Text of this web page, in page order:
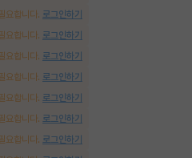
요합니다. 로그인하기
요합니다. 로그인하기
요합니다. 로그인하기
요합니다. 로그인하기
요합니다. 로그인하기
요합니다. 로그인하기
요합니다. 로그인하기